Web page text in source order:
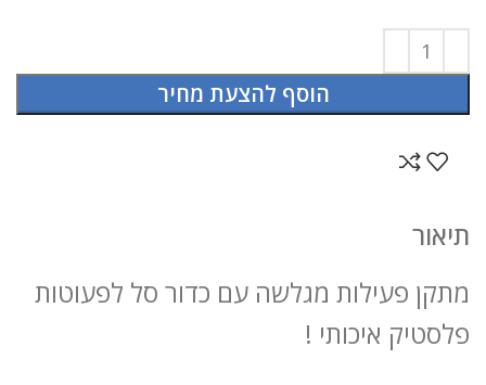
הוסף להצעת מחיר
תיאור
מתקן פעילות מגלשה עם כדור סל לפעוטות
פלסטיק איכותי !